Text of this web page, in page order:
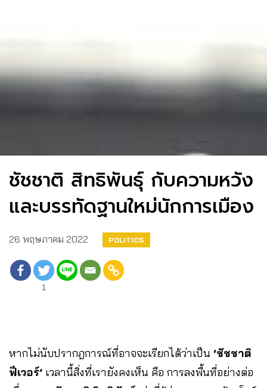
ชัชชาติ สิทธิพันธุ์ กับความหวัง
และบรรทัดฐานใหม่นักการเมือง
26 พฤษภาคม 2022 POLITICS
1
หากไม่นับปรากฎการณ์ที่อาจจะเรียกได้ว่าเป็น ‘ชัชชาติ
ฟีเวอร์’ เวลานี้สิ่งที่เรายังคงเห็น คือ การลงพื้นที่อย่างต่อ